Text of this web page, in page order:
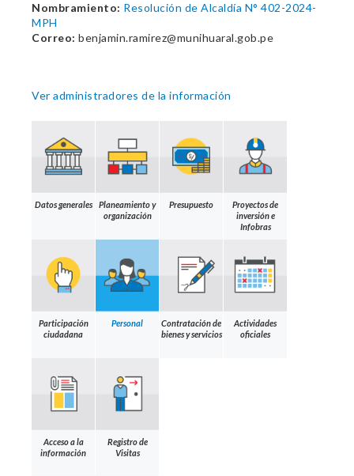
Nombramiento: Resolución de Alcaldía N° 402-2024-
MPH
Correo: benjamin.ramirez@munihuaral.gob.pe
Ver administradores de la información
Datos generales
Planeamiento y
organización
Presupuesto
Proyectos de
inversión e
Infobras
Participación
ciudadana
Personal
Contratación de
bienes y servicios
Actividades
oficiales
Acceso a la
información
Registro de
Visitas